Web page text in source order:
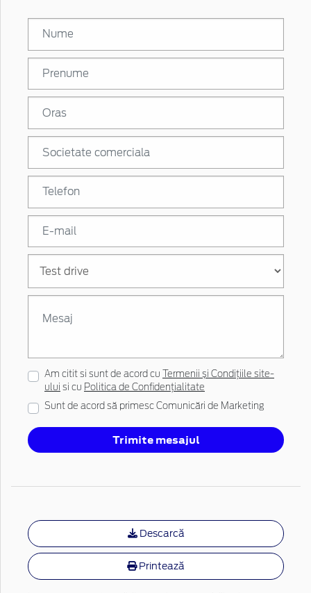
Am citit si sunt de acord cu
Termenii și Condițiile site-
ului si cu Politica de Confidențialitate
Sunt de acord să primesc Comunicări de Marketing
Trimite mesajul
Descarcă
Printează